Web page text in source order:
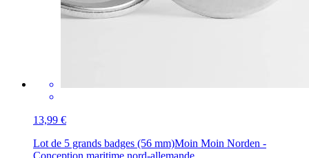
13,99 €
Lot de 5 grands badges (56 mm)Moin Moin Norden -